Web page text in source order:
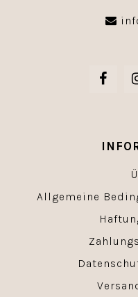
Allgemeine